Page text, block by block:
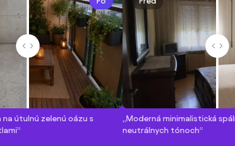
na útulnú zelenú oázu s
„Moderná minimalistická
neutrálnych tónoch“